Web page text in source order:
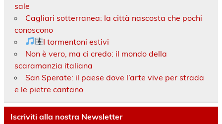
sale
Cagliari sotterranea: la città nascosta che pochi
conoscono
I tormentoni estivi
Non è vero, ma ci credo: il mondo della
scaramanzia italiana
San Sperate: il paese dove l’arte vive per strada
e le pietre cantano
Iscriviti alla nostra Newsletter